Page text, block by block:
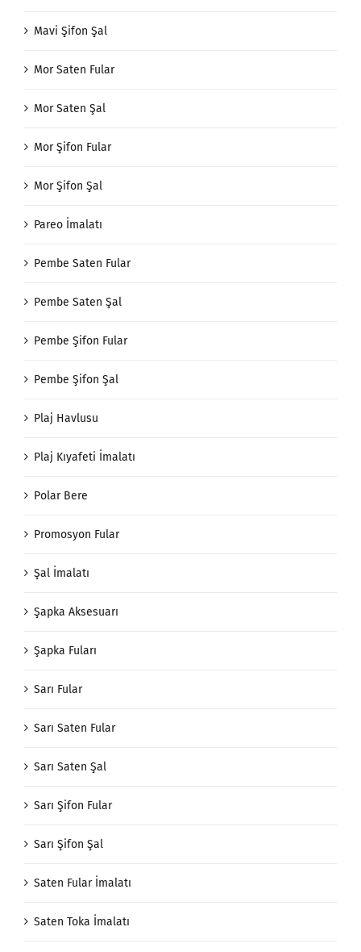
Mavi Şifon Şal
Mor Saten Fular
Mor Saten Şal
Mor Şifon Fular
Mor Şifon Şal
Pareo İmalatı
Pembe Saten Fular
Pembe Saten Şal
Pembe Şifon Fular
Pembe Şifon Şal
Plaj Havlusu
Plaj Kıyafeti İmalatı
Polar Bere
Promosyon Fular
Şal İmalatı
Şapka Aksesuarı
Şapka Fuları
Sarı Fular
Sarı Saten Fular
Sarı Saten Şal
Sarı Şifon Fular
Sarı Şifon Şal
Saten Fular İmalatı
Saten Toka İmalatı